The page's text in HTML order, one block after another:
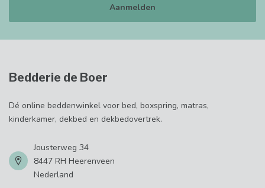
Aanmelden
Bedderie de Boer
Dé online beddenwinkel voor bed, boxspring, matras,
kinderkamer, dekbed en dekbedovertrek.
Jousterweg 34
8447 RH Heerenveen
Nederland